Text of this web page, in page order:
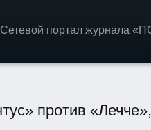
Сетевой портал журнала
против